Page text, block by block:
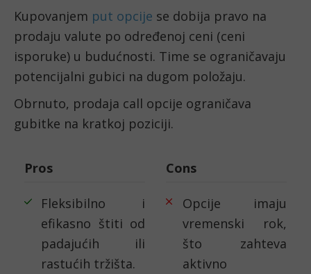
Kupovanjem put opcije se dobija pravo na
prodaju valute po određenoj ceni (ceni
isporuke) u budućnosti. Time se ograničavaju
potencijalni gubici na dugom položaju.
Obrnuto, prodaja call opcije ograničava
gubitke na kratkoj poziciji.
Pros
Fleksibilno i
efikasno štiti od
padajućih ili
rastućih tržišta.
Cons
Opcije imaju
vremenski rok,
što zahteva
aktivno